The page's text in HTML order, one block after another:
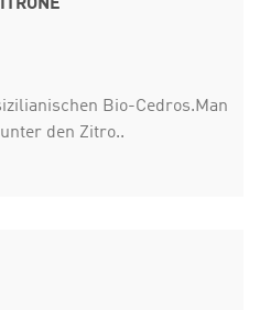
Bio-Cedros.Man
den Zitro..